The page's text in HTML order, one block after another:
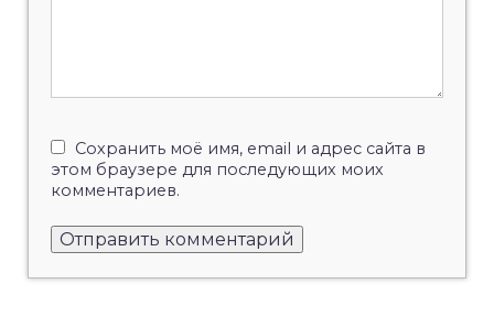
Сохранить моё имя, email и адрес сайта в
этом браузере для последующих моих
комментариев.